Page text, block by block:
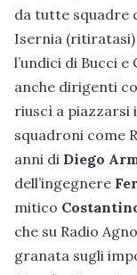
da tutte squadre
Isernia
l’undici di Bucci
anche dirigenti
riuscì a piazzarsi
squadroni come
anni di Diego
dell’ingegnere
mitico
che su Radio
granata sugli